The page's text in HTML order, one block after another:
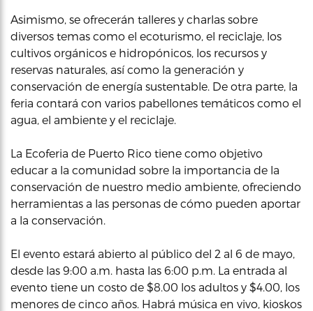
Asimismo, se ofrecerán talleres y charlas sobre
diversos temas como el ecoturismo, el reciclaje, los
cultivos orgánicos e hidropónicos, los recursos y
reservas naturales, así como la generación y
conservación de energía sustentable. De otra parte, la
feria contará con varios pabellones temáticos como el
agua, el ambiente y el reciclaje.
La Ecoferia de Puerto Rico tiene como objetivo
educar a la comunidad sobre la importancia de la
conservación de nuestro medio ambiente, ofreciendo
herramientas a las personas de cómo pueden aportar
a la conservación.
El evento estará abierto al público del 2 al 6 de mayo,
desde las 9:00 a.m. hasta las 6:00 p.m. La entrada al
evento tiene un costo de $8.00 los adultos y $4.00, los
menores de cinco años. Habrá música en vivo, kioskos